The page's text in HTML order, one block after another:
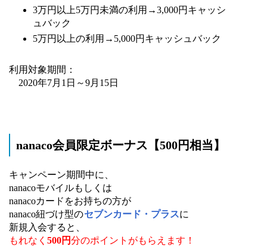
3万円以上5万円未満の利用→3,000円キャッシ
ュバック
5万円以上の利用→5,000円キャッシュバック
利用対象期間：
2020年7月1日～9月15日
nanaco会員限定ボーナス【500円相当】
キャンペーン期間中に、
nanacoモバイルもしくは
nanacoカードをお持ちの方が
nanaco紐づけ型のセブンカード・プラスに
新規入会すると、
もれなく 500円分のポイントがもらえます！